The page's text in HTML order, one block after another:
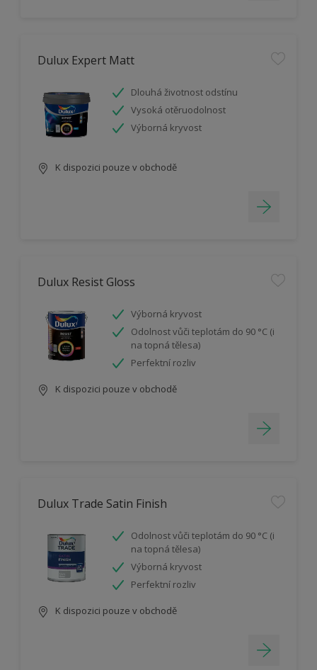
Dulux Expert Matt
Dlouhá životnost odstínu
Vysoká otěruodolnost
Výborná kryvost
K dispozici pouze v obchodě
Dulux Resist Gloss
Výborná kryvost
Odolnost vůči teplotám do 90 °C (i
na topná tělesa)
Perfektní rozliv
K dispozici pouze v obchodě
Dulux Trade Satin Finish
Odolnost vůči teplotám do 90 °C (i
na topná tělesa)
Výborná kryvost
Perfektní rozliv
K dispozici pouze v obchodě